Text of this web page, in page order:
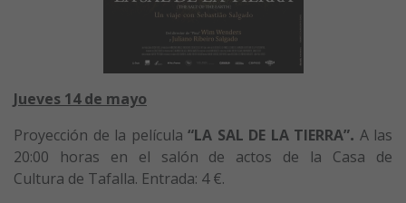
Jueves 14 de mayo
Proyección de la película “LA SAL DE LA TIERRA”. A las
20:00 horas en el salón de actos de la Casa de
Cultura de Tafalla. Entrada: 4 €.